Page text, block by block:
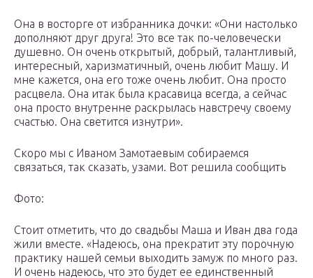
Она в восторге от избранника дочки: «Они настолько
дополняют друг друга! Это все так по-человечески
душевно. Он очень открытый, добрый, талантливый,
интересный, харизматичный, очень любит Машу. И
мне кажется, она его тоже очень любит. Она просто
расцвела. Она итак была красавица всегда, а сейчас
она просто внутренне раскрылась навстречу своему
счастью. Она светится изнутри».
Скоро мы с Иваном Замотаевым собираемся
связаться, так сказать, узами. Вот решила сообщить
Фото:
Стоит отметить, что до свадьбы Маша и Иван два года
жили вместе. «Надеюсь, она прекратит эту порочную
практику нашей семьи выходить замуж по много раз.
И очень надеюсь, что это будет ее единственный